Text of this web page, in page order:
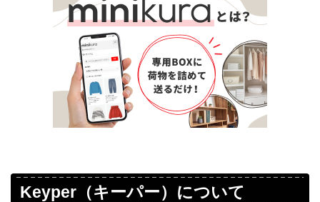
Keyper（キーパー）について